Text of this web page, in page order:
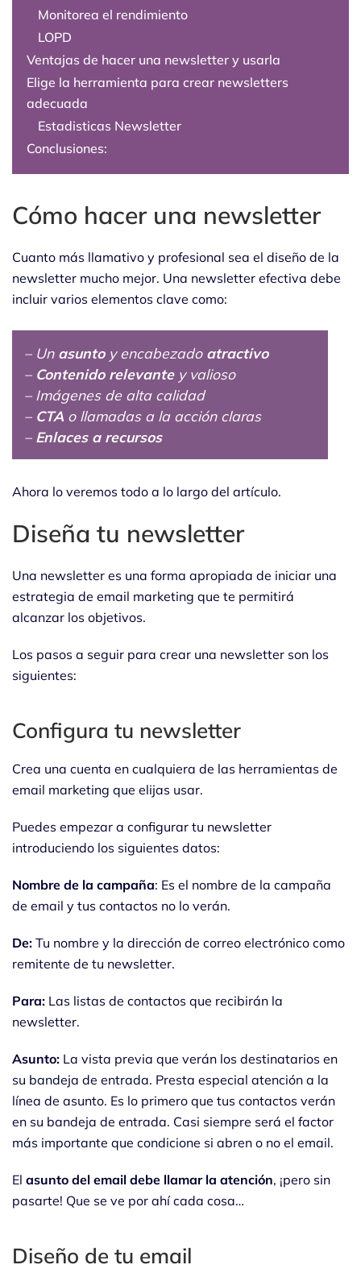
Monitorea el rendimiento
LOPD
Ventajas de hacer una newsletter y usarla
Elige la herramienta para crear newsletters
adecuada
Estadisticas Newsletter
Conclusiones:
Cómo hacer una newsletter
Cuanto más llamativo y profesional sea el diseño de la
newsletter mucho mejor. Una newsletter efectiva debe
incluir varios elementos clave como:
– Un asuntoy encabezadoatractivo
– Contenido relevantey valioso
– Imágenes de alta calidad
– CTA o llamadas a la acción claras
– Enlaces a recursos
Ahora lo veremos todo a lo largo del artículo.
Diseña tu newsletter
Una newsletter es una forma apropiada de iniciar una
estrategia de email marketing que te permitirá
alcanzar los objetivos.
Los pasos a seguir para crear una newsletter son los
siguientes:
Configura tu newsletter
Crea una cuenta en cualquiera de las herramientas de
email marketing que elijas usar.
Puedes empezar a configurar tu newsletter
introduciendo los siguientes datos:
Nombre de la campaña: Es el nombre de la campaña
de email y tus contactos no lo verán.
De: Tu nombre y la dirección de correo electrónico como
remitente de tu newsletter.
Para: Las listas de contactos que recibirán la
newsletter.
Asunto: La vista previa que verán los destinatarios en
su bandeja de entrada. Presta especial atención a la
línea de asunto. Es lo primero que tus contactos verán
en su bandeja de entrada. Casi siempre será el factor
más importante que condicione si abren o no el email.
El asunto del email debe llamar la atención, ¡pero sin
pasarte! Que se ve por ahí cada cosa…
Diseño de tu email